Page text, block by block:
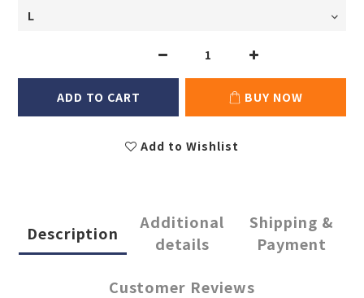
ADD TO CART BUY NOW
Add to Wishlist
Description
Additional
details
Shipping &
Payment
Customer Reviews